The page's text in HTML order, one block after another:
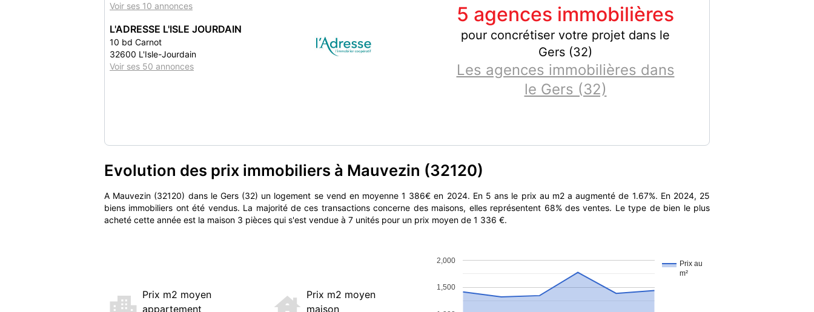
Voir ses 10 annonces
L'ADRESSE L'ISLE JOURDAIN
10 bd Carnot
32600 L'Isle-Jourdain
Voir ses 50 annonces
5 agences immobilières
pour concrétiser votre projet dans le
Gers (32)
Les agences immobilières dans
le Gers (32)
Evolution des prix immobiliers à Mauvezin (32120)
A Mauvezin (32120) dans le Gers (32) un logement se vend en moyenne 1 386€ en 2024. En 5 ans le prix au m2 a augmenté de 1.67%. En 2024, 25
biens immobiliers ont été vendus. La majorité de ces transactions concerne des maisons, elles représentent 68% des ventes. Le type de bien le plus
acheté cette année est la maison 3 pièces qui s'est vendue à 7 unités pour un prix moyen de 1 336 €.
Prix m2 moyen
appartement
Prix m2 moyen
maison
Prix au
m²
1,500
2,000